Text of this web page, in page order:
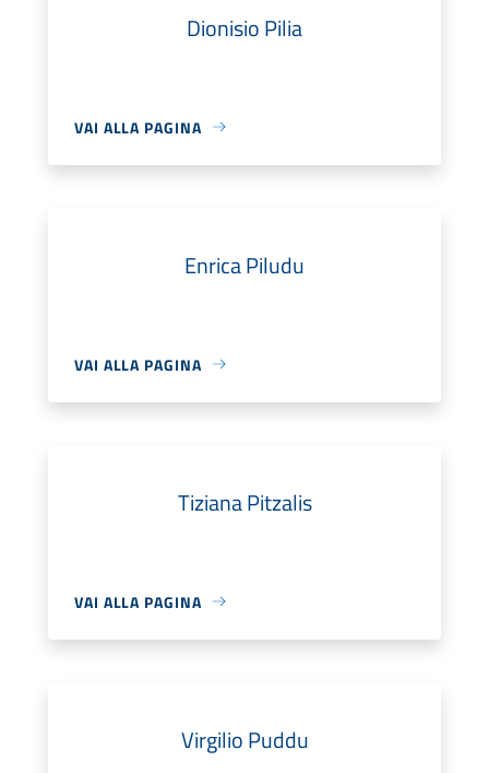
Dionisio Pilia
VAI ALLA PAGINA
Enrica Piludu
VAI ALLA PAGINA
Tiziana Pitzalis
VAI ALLA PAGINA
Virgilio Puddu